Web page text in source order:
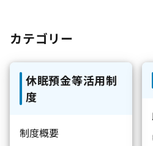
カテゴリー
休眠預金等活用制
度
制度概要